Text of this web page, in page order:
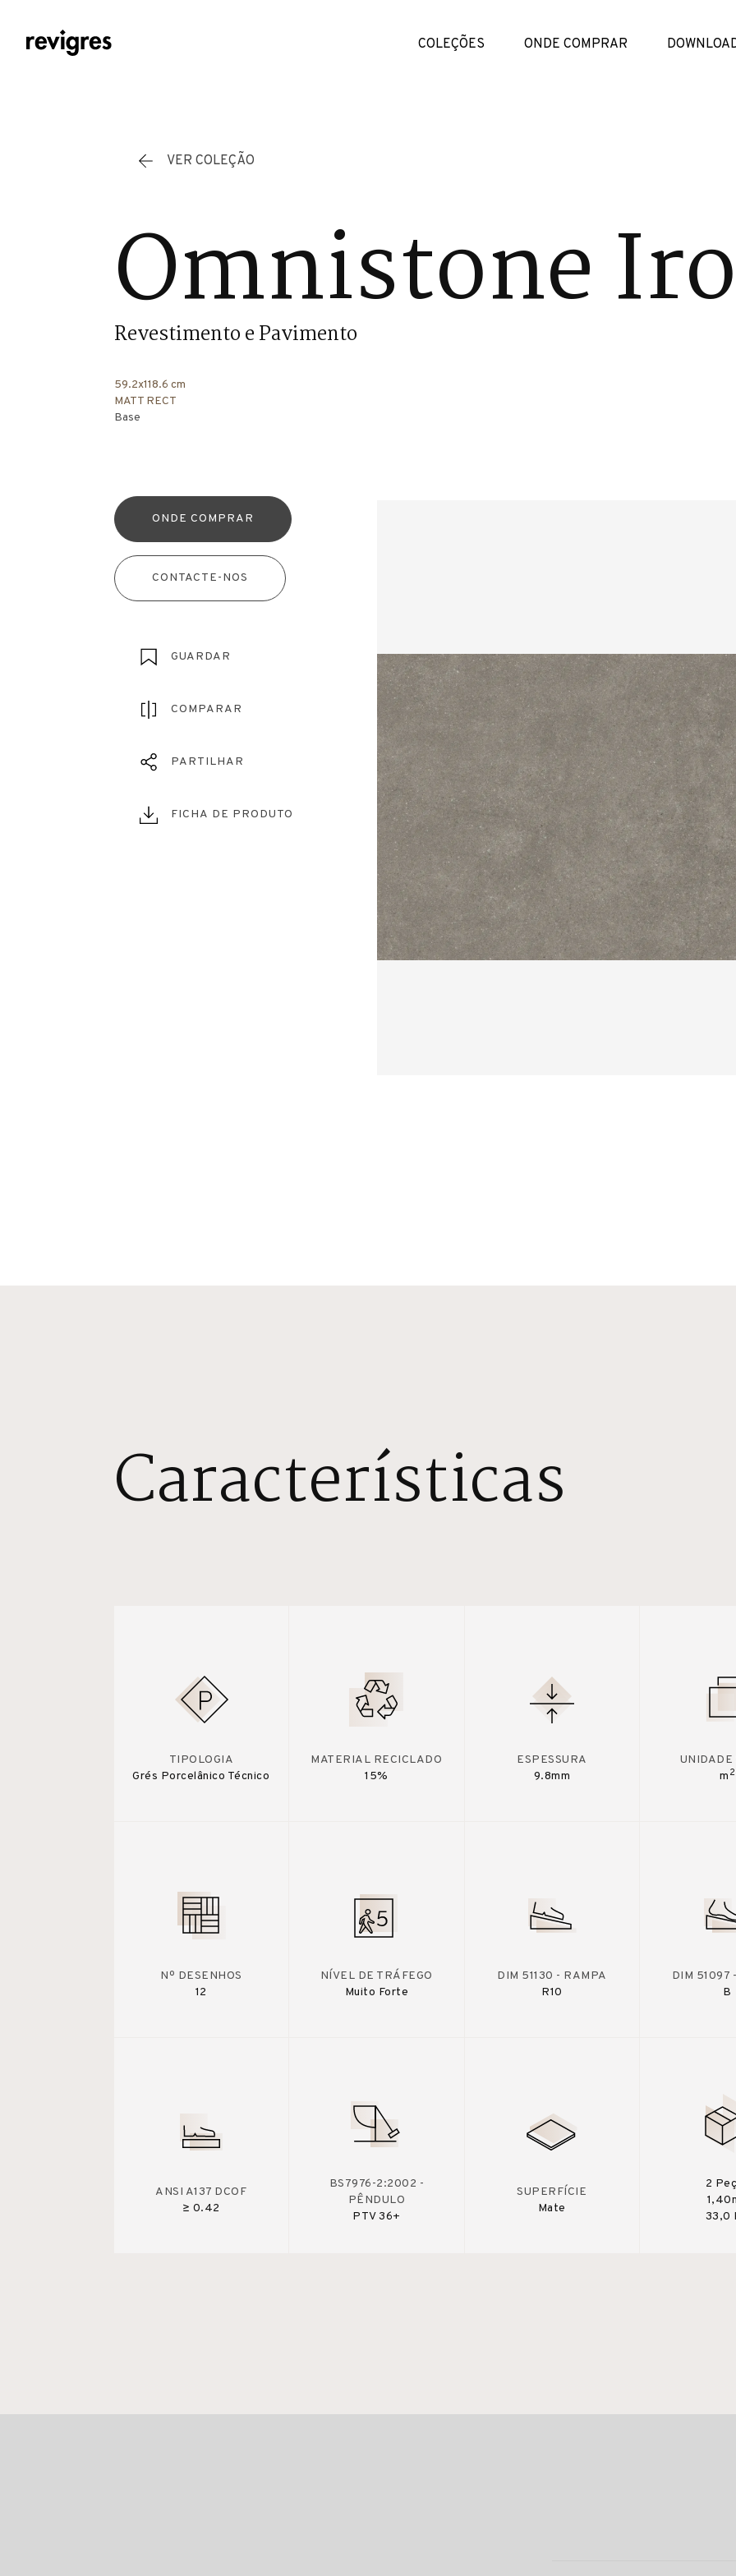
COLEÇÕES ONDE COMPRAR
VER COLEÇÃO
Omnistone
Revestimento e Pavimento
59.2x118.6 cm
MATT RECT
Base
ONDE COMPRAR
CONTACTE-NOS
GUARDAR
COMPARAR
PARTILHAR
FICHA DE PRODUTO
Características
TIPOLOGIA
Grés Porcelânico Técnico
MATERIAL RECICLADO
15%
ESPESSURA
9.8mm
UNIDADE
m 2
Nº DESENHOS
12
NÍVEL DE TRÁFEGO
Muito Forte
DIM 51130 - RAMPA
R10
DIM 51097
B
ANSI A137 DCOF
≥ 0.42
BS7976-2:2002 -
PÊNDULO
PTV 36+
SUPERFÍCIE
Mate
2
33,0